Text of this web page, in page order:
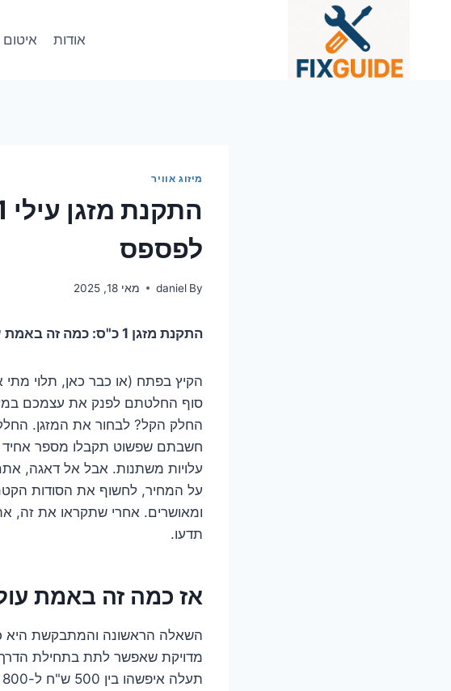
אודות איטום
מיזוג אוויר
לפספס
By
daniel מאי 18, 2025
התקנת מזגן 1 כ"ס: כמה זה באמת עולה ולמה המחיר כל כך גמיש?
הקיץ בפתח (או כבר כאן, תלוי
החלק הקל? לבחור את המזגן.
חשבתם שפשוט תקבלו מספר אחיד
עלויות משתנות. אבל אל דאגה,
על המחיר, לחשוף את הסודות
ומאושרים. אחרי שתקראו את זה,
תדעו.
אז כמה זה באמת
מדויקת שאפשר לתת בתחילת
תעלה איפשהו בין 500 ש"ח ל-800 ש"ח, ולעיתים רחוקות גם קצת יותר או פחות. שימו לב למילה